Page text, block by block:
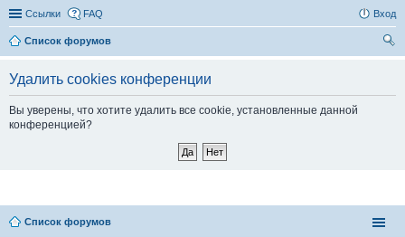
Ссылки FAQ Вход
Список форумов
Удалить cookies конференции
Вы уверены, что хотите удалить все cookie, установленные данной
конференцией?
Список форумов